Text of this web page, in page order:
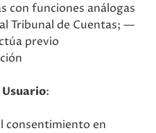
con funciones análogas
Tribunal de Cuentas; —
previo
:
consentimiento en